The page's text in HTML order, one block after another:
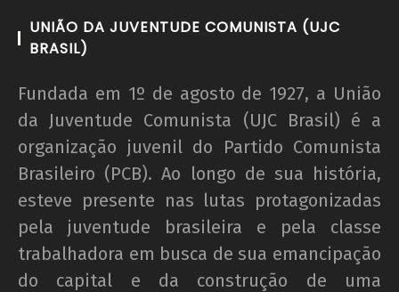
Nota Política da UJC SE - Nas eleições para o
59° CONUNE na UFS, o Coletivo Quilombo (PT)
UNE!
25 de
novembro
de 2012
wp-
admin
UNIÃO DA JUVENTUDE COMUNISTA (UJC
BRASIL)
Fundada em 1º de agosto de 1927, a União
da Juventude Comunista (UJC Brasil) é a
organização juvenil do Partido Comunista
Brasileiro (PCB). Ao longo de sua história,
esteve presente nas lutas protagonizadas
pela juventude brasileira e pela classe
trabalhadora em busca de sua emancipação
do capital e da construção de uma